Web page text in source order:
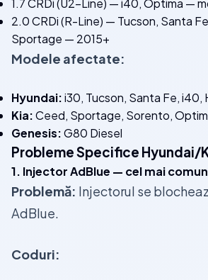
1.7 CRDi (U2-Line) — i40, Optima —
2.0 CRDi (R-Line) — Tucson, Santa
Sportage — 2015+
Modele afectate:
Hyundai:i30, Tucson, Santa Fe, i40,
Kia:Ceed, Sportage, Sorento,
Genesis:G80 Diesel
Probleme Specifice Hyundai/
1. Injector AdBlue — cel mai
Problemă: Injectorul se
AdBlue.
Coduri: